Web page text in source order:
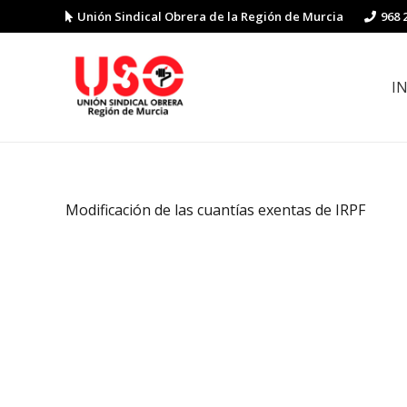
Unión Sindical Obrera de la Región de Murcia 968
Modificación de las cuantías exentas de IRPF